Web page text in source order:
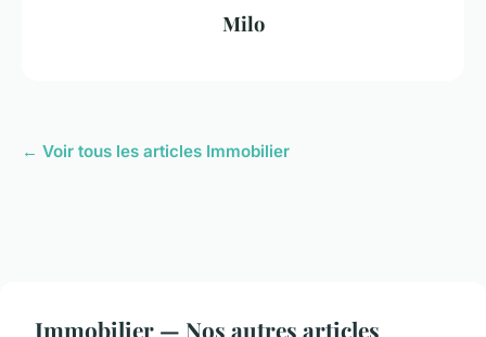
Milo
← Voir tous les articles Immobilier
Immobilier — Nos autres articles